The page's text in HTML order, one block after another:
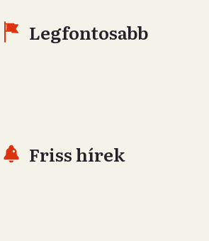
Legfontosabb
Friss hírek